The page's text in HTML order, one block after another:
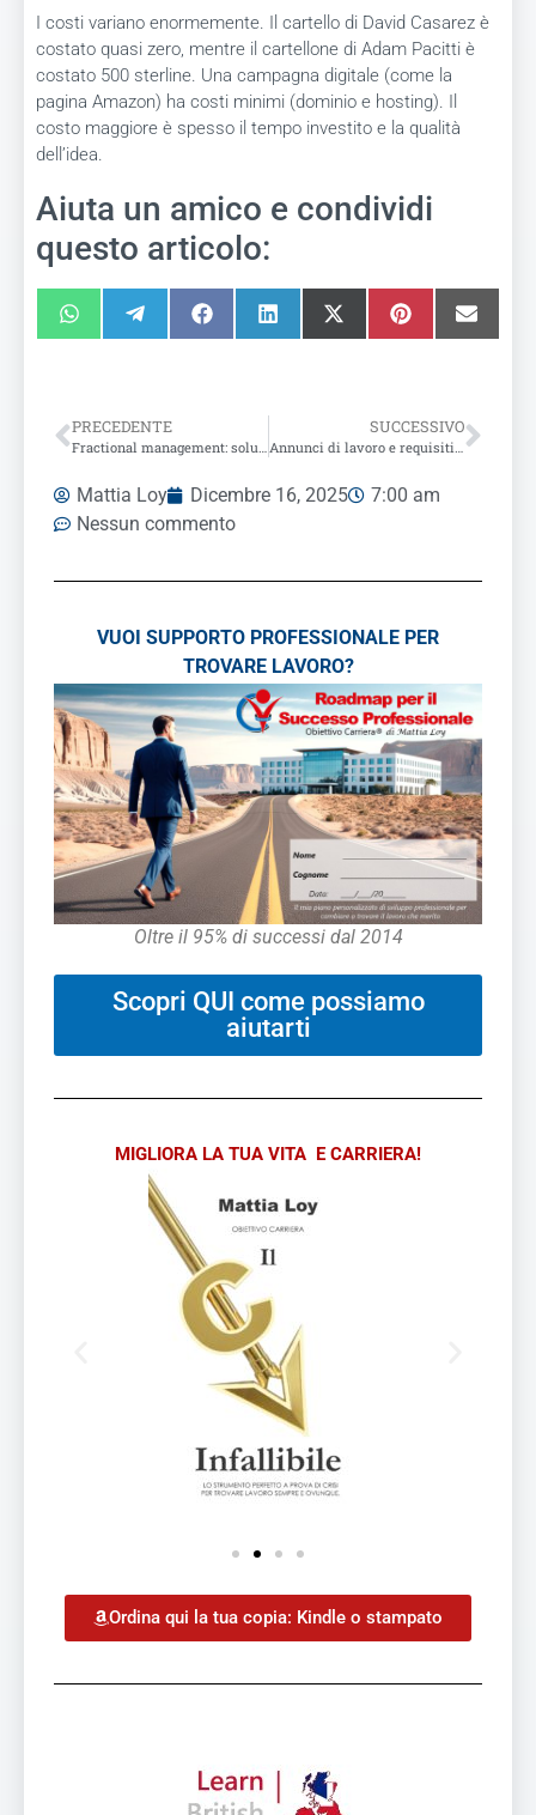
I costi variano enormemente. Il cartello di David Casarez è
costato quasi zero, mentre il cartellone di Adam Pacitti è
costato 500 sterline. Una campagna digitale (come la
pagina Amazon) ha costi minimi (dominio e hosting). Il
costo maggiore è spesso il tempo investito e la qualità
dell’idea.
Aiuta un amico e condividi
questo articolo:
PRECEDENTE
Fractional management: soluzione geniale o rischio di pagare per lavorare
SUCCESSIVO
Annunci di lavoro e requisiti impossibili: 5 strategie efficaci per difenderti
Mattia Loy Dicembre 16, 2025
7:00 am
Nessun commento
VUOI SUPPORTO PROFESSIONALE PER
TROVARE LAVORO?
Oltre il 95% di successi dal 2014
Scopri QUI come possiamo
aiutarti
MIGLIORA LA TUA VITA E CARRIERA!
Ordina qui la tua copia: Kindle o stampato